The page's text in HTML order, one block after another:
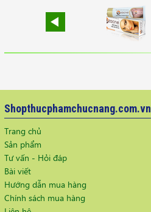
Shopthucphamchucnang.com.vn
Trang chủ
Sản phẩm
Tư vấn - Hỏi đáp
Bài viết
Hướng dẫn mua hàng
Chính sách mua hàng